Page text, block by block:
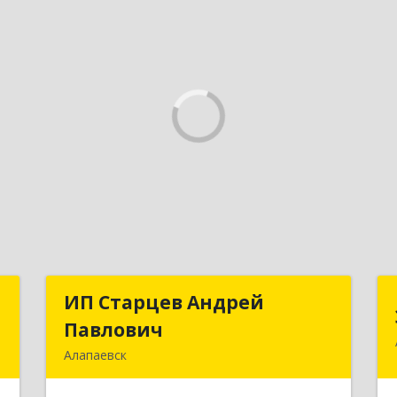
ИП Старцев Андрей
Павлович
Алапаевск
ИП Старцев Андрей